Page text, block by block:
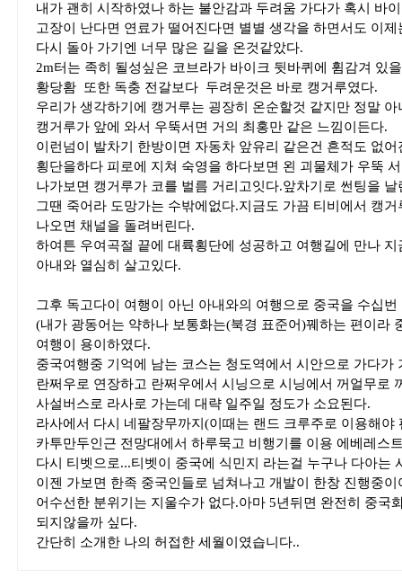
내가 괜히 시작하였나 하는 불안감과 두려움 가다가 혹시 바
고장이 난다면 연료가 떨어진다면 별별 생각을 하면서도 이제
다시 돌아 가기엔 너무 많은 길을 온것같았다.
2m터는 족히 될성싶은 코브라가 바이크 뒷바퀴에 휨감겨 있
황당홤 또한 독충 전갈보다 두려운것은 바로 캥거루였다.
우리가 생각하기에 캥거루는 굉장히 온순할것 같지만 정말 아
캥거루가 앞에 와서 우뚝서면 거의 최홍만 같은 느낌이든다.
이런넘이 발차기 한방이면 자동차 앞유리 같은건 흔적도 없어
횡단을하다 피로에 지쳐 숙영을 하다보면 왼 괴물체가 우뚝
나가보면 캥거루가 코를 벌름 거리고잇다.앞차기로 썬팅을 날
그땐 죽어라 도망가는 수밖에없다.지금도 가끔 티비에서 캥거
나오면 채널을 돌려버린다.
하여튼 우여곡절 끝에 대륙횡단에 성공하고 여행길에 만나 지
아내와 열심히 살고있다.
그후 독고다이 여행이 아닌 아내와의 여행으로 중국을 수십번
(내가 광동어는 약하나 보통화는(북경 표준어)꿰하는 편이라
여행이 용이하였다.
중국여행중 기억에 남는 코스는 청도역에서 시안으로 가다가
란쩌우로 연장하고 란쩌우에서 시닝으로 시닝에서 꺼얼무로
사설버스로 라사로 가는데 대략 일주일 정도가 소요된다.
라사에서 다시 네팔장무까지(이때는 랜드 크루주로 이용해야
카투만두인근 전망대에서 하루묵고 비행기를 이용 에베레스
다시 티벳으로...티벳이 중국에 식민지 라는걸 누구나 다아는
이젠 가보면 한족 중국인들로 넘쳐나고 개발이 한창 진행중이
어수선한 분위기는 지울수가 없다.아마 5년뒤면 완전히 중국
되지않을까 싶다.
간단히 소개한 나의 허접한 세월이였습니다..